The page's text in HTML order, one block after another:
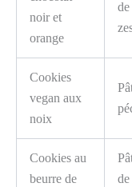
noir et
orange
Cookies
vegan aux
noix
Cookies au
beurre de
de